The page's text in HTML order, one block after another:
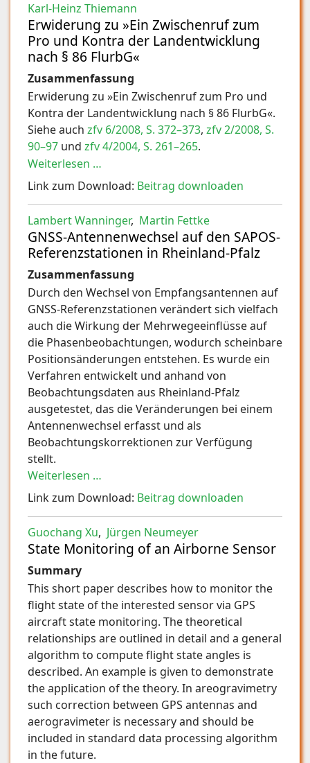
Karl-Heinz Thiemann
Erwiderung zu »Ein Zwischenruf zum
Pro und Kontra der Landentwicklung
nach § 86 FlurbG«
Zusammenfassung
Erwiderung zu »Ein Zwischenruf zum Pro und
Kontra der Landentwicklung nach § 86 FlurbG«.
Siehe auch zfv 6/2008, S. 372–373, zfv 2/2008, S.
90–97 und zfv 4/2004, S. 261–265.
Weiterlesen …
Link zum Download: Beitrag downloaden
Lambert Wanninger, Martin Fettke
GNSS-Antennenwechsel auf den SAPOS-
Referenzstationen in Rheinland-Pfalz
Zusammenfassung
Durch den Wechsel von Empfangsantennen auf
GNSS-Referenzstationen verändert sich vielfach
auch die Wirkung der Mehrwegeeinflüsse auf
die Phasenbeobachtungen, wodurch scheinbare
Positionsänderungen entstehen. Es wurde ein
Verfahren entwickelt und anhand von
Beobachtungsdaten aus Rheinland-Pfalz
ausgetestet, das die Veränderungen bei einem
Antennenwechsel erfasst und als
Beobachtungskorrektionen zur Verfügung
stellt.
Weiterlesen …
Link zum Download: Beitrag downloaden
Guochang Xu, Jürgen Neumeyer
State Monitoring of an Airborne Sensor
Summary
This short paper describes how to monitor the
flight state of the interested sensor via GPS
aircraft state monitoring. The theoretical
relationships are outlined in detail and a general
algorithm to compute flight state angles is
described. An example is given to demonstrate
the application of the theory. In areogravimetry
such correction between GPS antennas and
aerogravimeter is necessary and should be
included in standard data processing algorithm
in the future.